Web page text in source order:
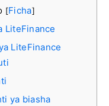
[Ficha]
LiteFinance
LiteFinance
ya biasha